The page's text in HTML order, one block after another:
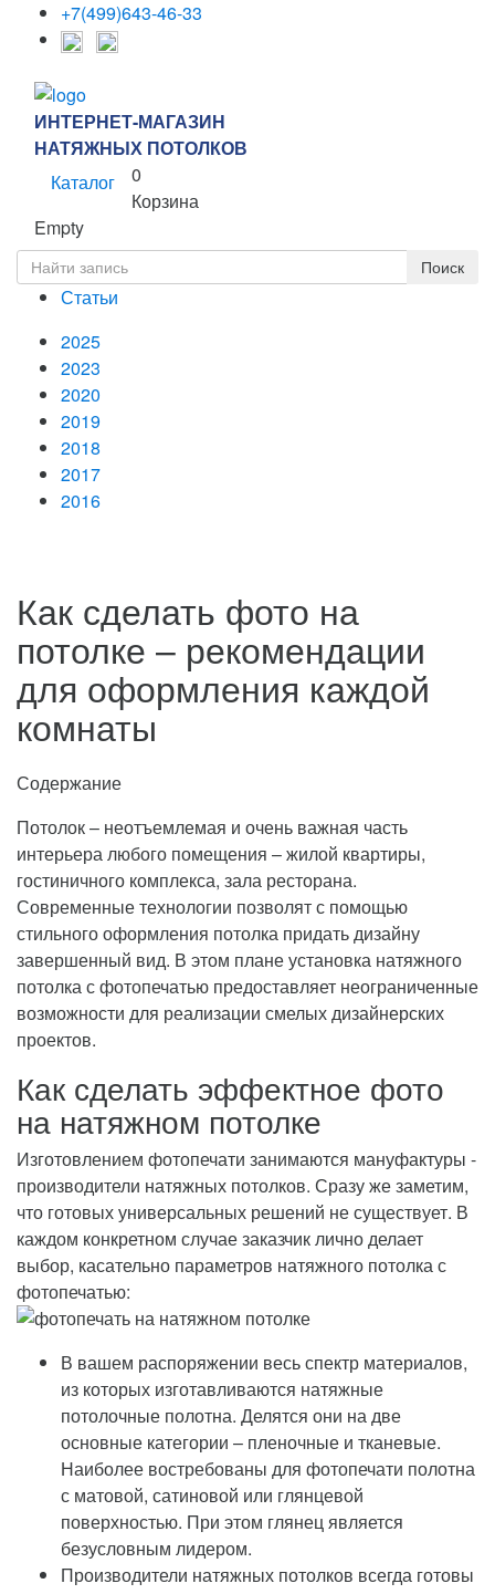
+7(499)643-46-33
ИНТЕРНЕТ-МАГАЗИН
НАТЯЖНЫХ ПОТОЛКОВ
Каталог
0
Корзина
Empty
Статьи
2025
2023
2020
2019
2018
2017
2016
Как сделать фото на
потолке – рекомендации
для оформления каждой
комнаты
Содержание
Потолок – неотъемлемая и очень важная часть
интерьера любого помещения – жилой квартиры,
гостиничного комплекса, зала ресторана.
Современные технологии позволят с помощью
стильного оформления потолка придать дизайну
завершенный вид. В этом плане установка натяжного
потолка с фотопечатью предоставляет неограниченные
возможности для реализации смелых дизайнерских
проектов.
Как сделать эффектное фото
на натяжном потолке
Изготовлением фотопечати занимаются мануфактуры -
производители натяжных потолков. Сразу же заметим,
что готовых универсальных решений не существует. В
каждом конкретном случае заказчик лично делает
выбор, касательно параметров натяжного потолка с
фотопечатью:
В вашем распоряжении весь спектр материалов,
из которых изготавливаются натяжные
потолочные полотна. Делятся они на две
основные категории – пленочные и тканевые.
Наиболее востребованы для фотопечати полотна
с матовой, сатиновой или глянцевой
поверхностью. При этом глянец является
безусловным лидером.
Производители натяжных потолков всегда готовы